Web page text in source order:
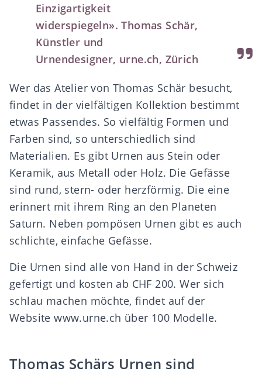
Einzigartigkeit
widerspiegeln». Thomas Schär,
Künstler und
Urnendesigner, urne.ch, Zürich
Wer das Atelier von Thomas Schär besucht,
findet in der vielfältigen Kollektion bestimmt
etwas Passendes. So vielfältig Formen und
Farben sind, so unterschiedlich sind
Materialien. Es gibt Urnen aus Stein oder
Keramik, aus Metall oder Holz. Die Gefässe
sind rund, stern- oder herzförmig. Die eine
erinnert mit ihrem Ring an den Planeten
Saturn. Neben pompösen Urnen gibt es auch
schlichte, einfache Gefässe.
Die Urnen sind alle von Hand in der Schweiz
gefertigt und kosten ab CHF 200. Wer sich
schlau machen möchte, findet auf der
Websitewww.urne.ch über 100 Modelle.
Thomas Schärs Urnen sind